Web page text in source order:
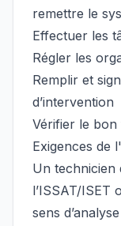
remettre le
Effectuer les
Régler les
Remplir et
d’intervention
Vérifier le bon
Exigences de
Un technicien
l’ISSAT/ISET
sens